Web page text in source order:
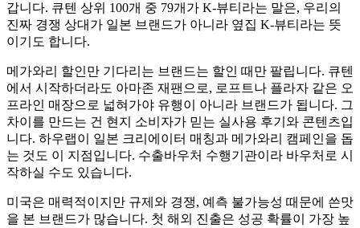
갑니다. 큐텐 상위 100개 중 79개가 K-뷰티라는 말은, 우리의
진짜 경쟁 상대가 일본 브랜드가 아니라 옆집 K-뷰티라는 뜻
이기도 합니다.
메가와리 할인만 기다리는 브랜드는 할인 때만 팔립니다. 큐텐
에서 시작하더라도 아마존 재팬으로, 로프트나 플라자 같은 오
프라인 매장으로 넓혀가야 유행이 아니라 브랜드가 됩니다. 그
차이를 만드는 건 현지 소비자가 믿는 실사용 후기와 콘텐츠입
니다. 하우랩이 일본 크리에이터 매칭과 메가와리 캠페인을 돕
는 것도 이 지점입니다. 수출바우처 수행기관이라 바우처로 시
작하실 수도 있습니다.
미국은 매력적이지만 규제와 경쟁, 예측 불가능성 때문에 쓴맛
을 본 브랜드가 많습니다. 첫 해외 진출은 성공 확률이 가장 높